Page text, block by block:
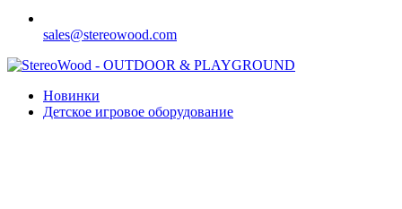
sales@stereowood.com
Новинки
Детское игровое оборудование